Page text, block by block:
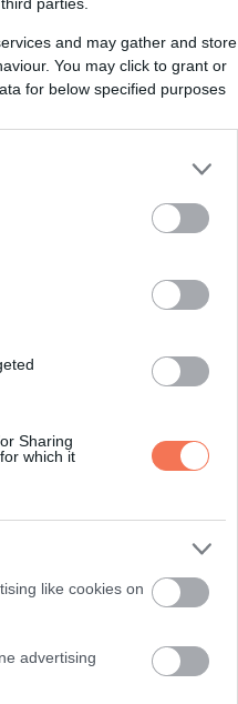
and may gather and store
You may click to grant or
for below specified purposes
Sharing
which it
like cookies on
advertising
törékeny volt, sokat
Később Arthur Freed
íratták, hogy
magát”. A „terápiából”